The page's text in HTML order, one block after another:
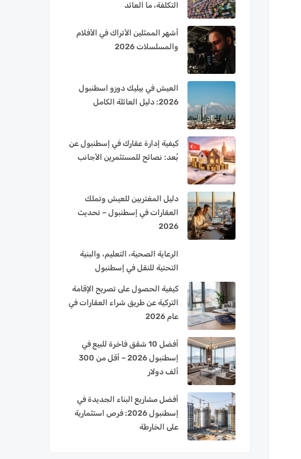
التكلفة، ما العائد
أشهر الممثلين الأتراك في الأفلام
والمسلسلات 2026
العيش في بيليك دوزو اسطنبول
2026: دليل العائلة الكامل
كيفية إدارة عقارك في إسطنبول عن
بُعد: نصائح للمستثمرين الأجانب
دليل المغتربين للعيش وتملك
العقارات في إسطنبول – تحديث
2026
الرعاية الصحية، التعليم، والبنية
التحتية للنقل في إسطنبول
كيفية الحصول على تصريح الإقامة
التركية عن طريق شراء العقارات في
عام 2026
أفضل 10 شقق فاخرة للبيع في
إسطنبول 2026 – أقل من 300
ألف دولار
أفضل مشاريع البناء الجديدة في
إسطنبول 2026: فرص استثمارية
على الخارطة